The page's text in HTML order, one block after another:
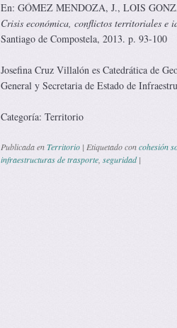
En: GÓMEZ MENDOZA, J., LOIS
Crisis económica, conflictos territoriales e
Santiago de Compostela, 2013. p. 93-100
Josefina Cruz Villalón es Catedrática de
General y Secretaria de Estado de
Categoría: Territorio
Publicada enTerritorio | Etiquetado concohesión
infraestructuras de trasporte, seguridad |